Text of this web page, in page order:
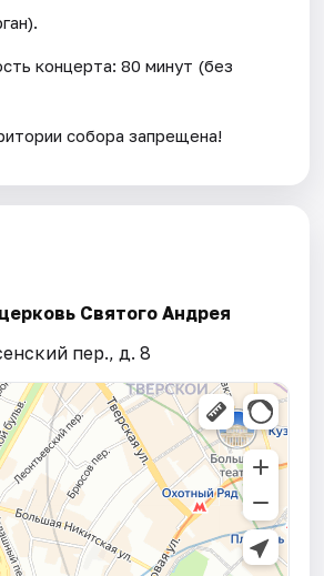
концерта: 80 минут (без
собора запрещена!
Святого Андрея
пер., д. 8